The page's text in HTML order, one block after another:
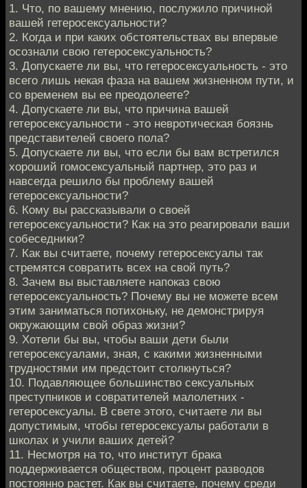
1. Что, по вашему мнению, послужило причиной
вашей гетеросексуальности?
2. Когда и при каких обстоятельствах вы впервые
осознали свою гетеросексуальность?
3. Допускаете ли вы, что гетеросексуальность - это
всего лишь некая фаза на вашем жизненном пути, и
со временем вы ее преодолеете?
4. Допускаете ли вы, что причина вашей
гетеросексуальности - это невротическая боязнь
представителей своего пола?
5. Допускаете ли вы, что если бы вам встретился
хороший гомосексуальный партнер, это раз и
навсегда решило бы проблему вашей
гетеросексуальности?
6. Кому вы рассказывали о своей
гетеросексуальности? Как на это реагировали ваши
собеседники?
7. Как вы считаете, почему гетеросексуалы так
стремятся совратить всех на свой путь?
8. Зачем вы выставляете напоказ свою
гетеросексуальность? Почему вы не можете всем
этим заниматься потихоньку, не демонстрируя
окружающим свой образ жизни?
9. Хотели бы вы, чтобы ваши дети были
гетеросексуалами, зная, с какими жизненными
трудностями им предстоит столкнуться?
10. Подавляющее большинство сексуальных
преступников и совратителей малолетних -
гетеросексуалы. В свете этого, считаете ли вы
допустимым, чтобы гетеросексуалы работали в
школах и учили ваших детей?
11. Несмотря на то, что институт брака
поддерживается обществом, процент разводов
постоянно растет. Как вы считаете, почему среди